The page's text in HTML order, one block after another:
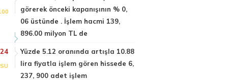
görerek önceki kapanışının % 0,
06 üstünde . İşlem hacmi 139,
896.00 milyon TL de
Yüzde 5.12 oranında artışla 10.88
lira fiyatla işlem gören hissede 6,
237, 900 adet işlem